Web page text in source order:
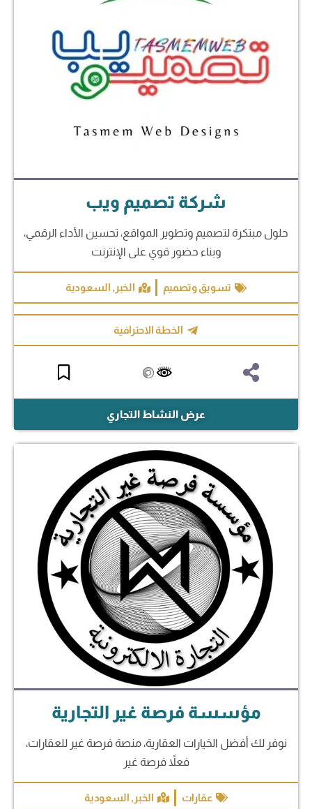
شركة تصميم ويب
حلول مبتكرة لتصميم وتطوير المواقع، تحسين الأداء الرقمي،
وبناء حضور قوي على الإنترنت
تسويق وتصميم الخبر , السعودية
الخطة الاحترافية
عرض النشاط التجاري
مؤسسة فرصة غير التجارية
نوفر لك أفضل الخيارات العقارية، منصة فرصة غير للعقارات،
فعلاً فرصة غير
عقارات الخبر , السعودية